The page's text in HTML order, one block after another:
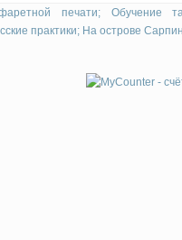
печати;
Обучение
практики; На острове